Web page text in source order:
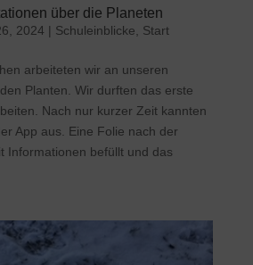
über die Planeten
2024 | Schuleinblicke Start
arbeiteten wir an unseren
Planten. Wir durften das erste
Nach nur kurzer Zeit kannten
App aus. Eine Folie nach der
Informationen befüllt und das